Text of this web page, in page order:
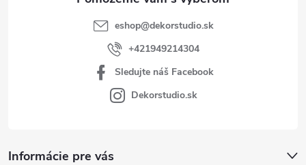
Informácie pre vás
eshop@dekorstudio.sk
+421949214304
Sledujte náš Facebook
Dekorstudio.sk